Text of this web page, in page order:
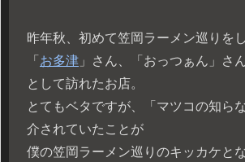
昨年秋、初めて笠岡ラーメン巡りを
「 お多津 」さん、「おっつぁん」さ
として訪れたお店。
とてもベタですが、「マツコの知ら
介されていたことが
僕の笠岡ラーメン巡りのキッカケと